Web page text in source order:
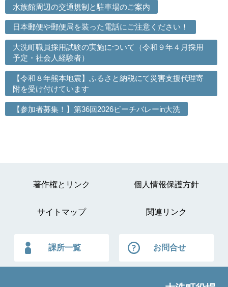
水族館周辺の交通規制と駐車場のご案内
日本郵便や郵便局を装った電話にご注意ください！
大洗町職員採用試験の実施について（令和９年４月採用
予定・社会人経験者）
【令和８年熊本地震】ふるさと納税にて災害支援代理寄
附を受け付けています
【参加者募集！】第36回2026ビーチバレーin大洗
著作権とリンク 個人情報保護方針
サイトマップ 関連リンク
課所一覧 お問合せ